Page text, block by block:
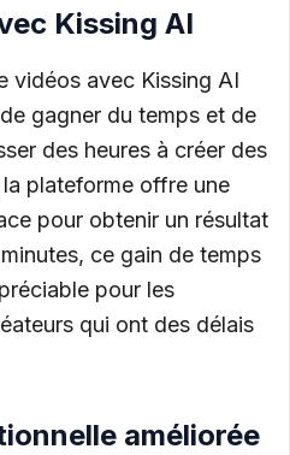
Kissing AI
vidéos avec Kissing AI
gagner du temps et de
des heures à créer des
plateforme offre une
pour obtenir un résultat
ce gain de temps
pour les
qui ont des délais
améliorée